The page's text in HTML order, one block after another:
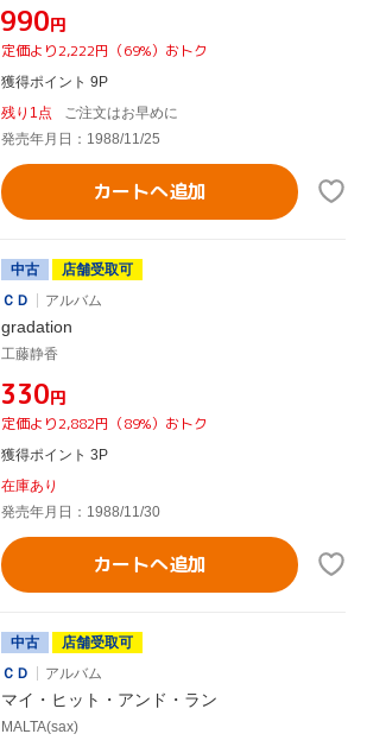
¥990円
定価より2,222円（69%）おトク
獲得ポイント 9P
残り1点
ご注文はお早めに
発売年月日：1988/11/25
カートへ追加
中古
店舗受取可
ＣＤ
アルバム
gradation
工藤静香
¥330円
定価より2,882円（89%）おトク
獲得ポイント 3P
在庫あり
発売年月日：1988/11/30
カートへ追加
中古
店舗受取可
ＣＤ
アルバム
マイ・ヒット・アンド・ラン
MALTA(sax)